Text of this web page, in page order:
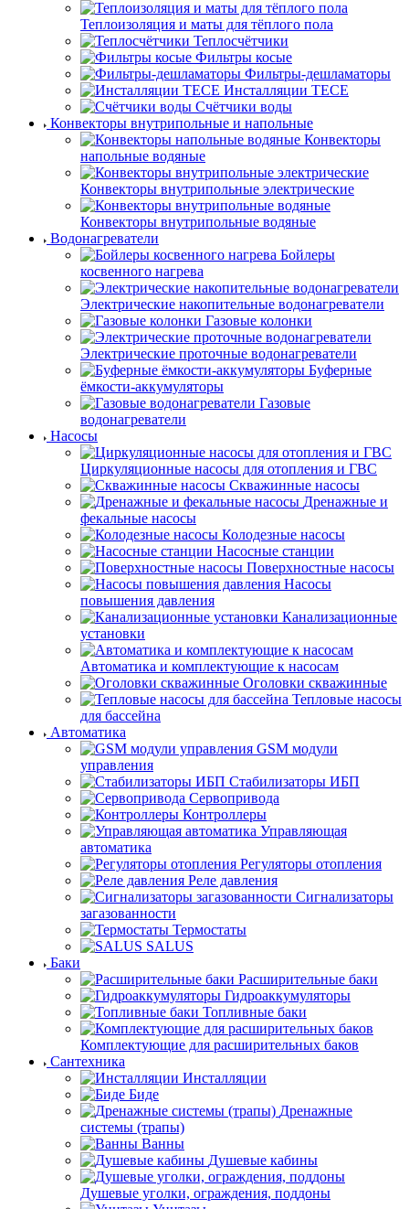
Теплоизоляция и маты для тёплого пола
Теплосчётчики
Фильтры косые
Фильтры-дешламаторы
Инсталляции TECE
Счётчики воды
Конвекторы внутрипольные и напольные
Конвекторы
напольные водяные
Конвекторы внутрипольные электрические
Конвекторы внутрипольные водяные
Водонагреватели
Бойлеры
косвенного нагрева
Электрические накопительные водонагреватели
Газовые колонки
Электрические проточные водонагреватели
Буферные
ёмкости-аккумуляторы
Газовые
водонагреватели
Насосы
Циркуляционные насосы для отопления и ГВС
Скважинные насосы
Дренажные и
фекальные насосы
Колодезные насосы
Насосные станции
Поверхностные насосы
Насосы
повышения давления
Канализационные
установки
Автоматика и комплектующие к насосам
Оголовки скважинные
Тепловые насосы
для бассейна
Автоматика
GSM модули
управления
Стабилизаторы ИБП
Сервопривода
Контроллеры
Управляющая
автоматика
Регуляторы отопления
Реле давления
Сигнализаторы
загазованности
Термостаты
SALUS
Баки
Расширительные баки
Гидроаккумуляторы
Топливные баки
Комплектующие для расширительных баков
Сантехника
Инсталляции
Биде
Дренажные
системы (трапы)
Ванны
Душевые кабины
Душевые уголки, ограждения, поддоны